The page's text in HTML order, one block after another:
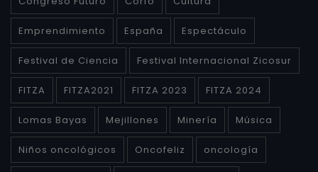
Emprendimiento España Espectáculo
Festival de Ciencia Festival Internacional Zicosur
FITZA FITZA2021 FITZA 2023 FITZA 2024
Lomas Bayas Mejillones Minería Música
Niños oncológicos Oncofeliz oncología